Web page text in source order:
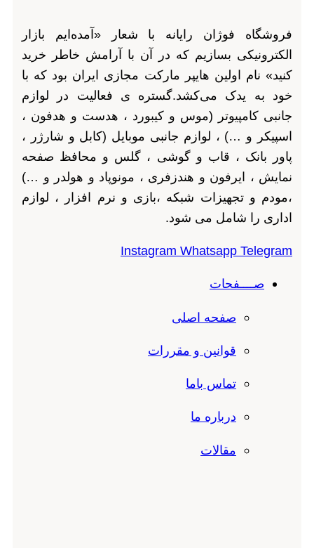
فروشگاه فوژان رایانه با شعار «آمده‌ایم بازار
الکترونیکی بسازیم که در آن با آرامش خاطر خرید
کنید» نام اولین هایپر مارکت مجازی ایران بود که با
خود به یدک می‌کشد.گستره ی فعالیت در لوازم
جانبی کامپیوتر (موس و کیبورد ، هدست و هدفون ،
اسپیکر و …) ، لوازم جانبی موبایل (کابل و شارژر ،
پاور بانک ، قاب و گوشی ، گلس و محافظ صفحه
نمایش ، ایرفون و هندزفری ، مونوپاد و هولدر و …)
،مودم و تجهیزات شبکه ،بازی و نرم افزار ، لوازم
اداری را شامل می شود.
Instagram Whatsapp Telegram
صــــفحات
صفحه اصلی
قوانین و مقررات
تماس باما
درباره ما
مقالات